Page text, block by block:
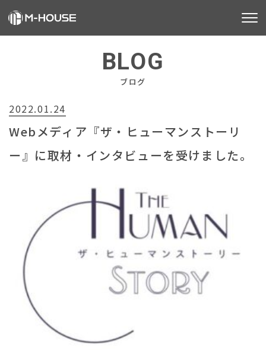
不動産事業
建築事業
会社情報
お知らせ
0120-800-108
BLOG
ブログ
2022.01.24
Webメディア『ザ・ヒューマンストーリ
ー』に取材・インタビューを受けました。